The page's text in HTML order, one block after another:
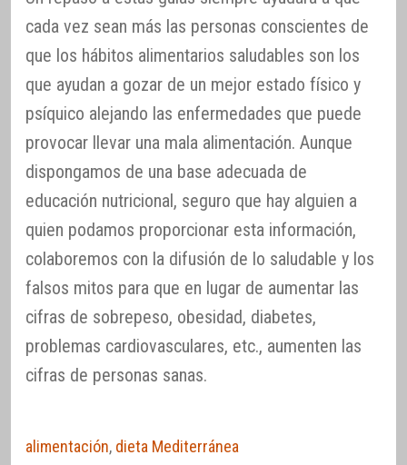
cada vez sean más las personas conscientes de
que los hábitos alimentarios saludables son los
que ayudan a gozar de un mejor estado físico y
psíquico alejando las enfermedades que puede
provocar llevar una mala alimentación. Aunque
dispongamos de una base adecuada de
educación nutricional, seguro que hay alguien a
quien podamos proporcionar esta información,
colaboremos con la difusión de lo saludable y los
falsos mitos para que en lugar de aumentar las
cifras de sobrepeso, obesidad, diabetes,
problemas cardiovasculares, etc., aumenten las
cifras de personas sanas.
alimentación, dieta Mediterránea